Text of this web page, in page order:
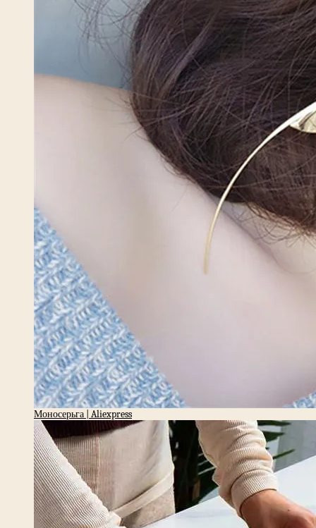
Моносерьга | Aliexpress